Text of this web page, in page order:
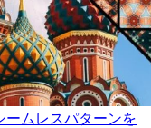
ームレスパターンを